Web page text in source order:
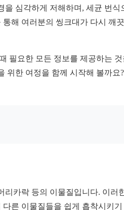
심각하게 저해하며, 세균 번식
해 여러분의 씽크대가 다시 깨
필요한 모든 정보를 제공하는
위한 여정을 함께 시작해 볼까요?
카락 등의 이물질입니다. 이러
른 이물질들을 쉽게 흡착시키